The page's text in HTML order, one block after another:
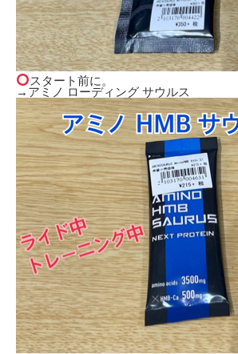
スタート前に。
→アミノ ローディング サウルス